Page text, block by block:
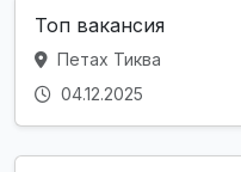
Топ вакансия
Петах Тиква
04.12.2025